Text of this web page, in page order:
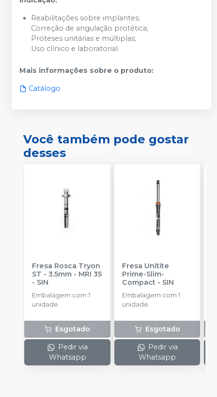
Reabilitações sobre implantes;
Correção de angulação protética;
Próteses unitárias e múltiplas;
Uso clínico e laboratorial.
Mais informações sobre o produto:
Catálogo
Você também pode gostar
desses
Fresa Rosca Tryon
ST - 3.5mm - MRI 35
- SIN
Embalagem com 1
unidade.
Esgotado
Pedir via
Whatsapp
Fresa Unitite
Prime-Slim-
Compact- SIN
Embalagem com 1
unidade.
Esgotado
Pedir via
Whatsapp